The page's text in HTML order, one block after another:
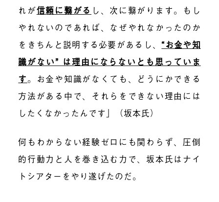
れが信頼に繋がる し、次に繋がります。もし
やれないのであれば、なぜやれなかったのか
をきちんと説明する必要があるし、 “お金や知
識がない” は理由にならないとも思っていま
す。お金や知識がなくても、どうにかできる
方法がある中で、それらをできない理由には
したくなかったんです」（坂本氏）
何もわからない経験ゼロにも関わらず、圧倒
的行動力と人を巻き込む力で、坂本氏はナイ
トシアターをやり遂げたのだ。